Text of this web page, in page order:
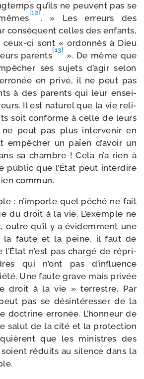
qu’ils ne peuvent pas se
[12]
. » Les erreurs des
consé­quent celles des enfants,
​ci sont « ordon­nés à Dieu
parents
[13]
». De même que
ses sujets d’agir selon
en pri­vé, il ne peut pas
à des parents qui leur ensei­
Il est natu­rel que la vie reli­
soit conforme à celle de leurs
ne peut pas plus inter­ve­nir en
empê­cher un païen d’avoir un
sa chambre ! Cela n’a rien à
public que l’État peut inter­dire
commun.
: n’importe quel péché ne fait
du droit à la vie. L’exemple ne
outre qu’il y a évi­dem­ment une
la faute et la peine, il faut de
l’État n’est pas char­gé de répri­
qui n’ont pas d’influence
Une faute grave mais pri­vée
droit à la vie » ter­restre. Par
pas se dés­in­té­res­ser de la
doc­trine erro­née. L’honneur de
salut de la cité et la pro­tec­tion
que les ministres des
réduits au silence dans la